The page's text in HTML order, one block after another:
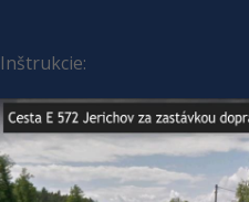
Inštrukcie: